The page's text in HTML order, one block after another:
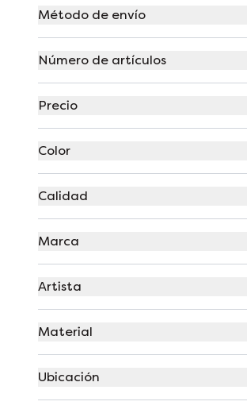
Método de envío
Número de artículos
Precio
Color
Calidad
Marca
Artista
Material
Ubicación